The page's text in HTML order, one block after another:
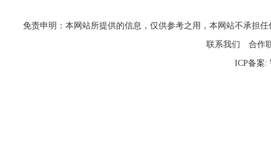
免责申明：本网站所提供的信息，仅供参考之用，本网站不承担
联系我们 合作
ICP备案: